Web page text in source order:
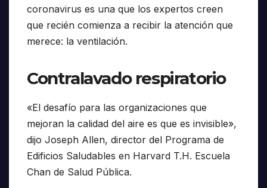
coronavirus es una que los expertos creen
que recién comienza a recibir la atención que
merece: la ventilación.
Contralavado respiratorio
«El desafío para las organizaciones que
mejoran la calidad del aire es que es invisible»,
dijo Joseph Allen, director del Programa de
Edificios Saludables en Harvard T.H. Escuela
Chan de Salud Pública.